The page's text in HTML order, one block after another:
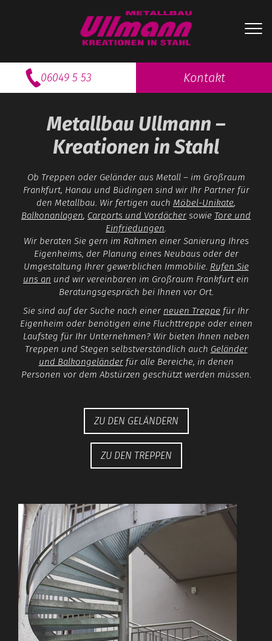
06049 5 53 Kontakt
Metallbau Ullmann –
Kreationen in Stahl
Ob Treppen oder Geländer aus Metall – im Großraum
Frankfurt, Hanau und Büdingen sind wir Ihr Partner für
den Metallbau. Wir fertigen auch Möbel-Unikate,
Balkonanlagen, Carports und Vordächer sowie Tore und
Einfriedungen.
Wir beraten Sie gern im Rahmen einer Sanierung Ihres
Eigenheims, der Planung eines Neubaus oder der
Umgestaltung Ihrer gewerblichen Immobilie. Rufen Sie
uns an und wir vereinbaren im Großraum Frankfurt ein
Beratungsgespräch bei Ihnen vor Ort.
Sie sind auf der Suche nach einer neuen Treppe für Ihr
Eigenheim oder benötigen eine Fluchttreppe oder einen
Laufsteg für Ihr Unternehmen? Wir bieten Ihnen neben
Treppen und Stegen selbstverständlich auch Geländer
und Balkongeländerfür alle Bereiche, in denen
Personen vor dem Abstürzen geschützt werden müssen.
ZU DEN GELÄNDERN
ZU DEN TREPPEN